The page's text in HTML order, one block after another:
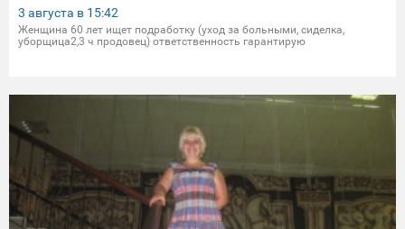
3 августа в 15:42
Женщина 60 лет ищет подработку (уход за больными, сиделка,
уборщица2,3 ч продовец) ответственность гарантирую